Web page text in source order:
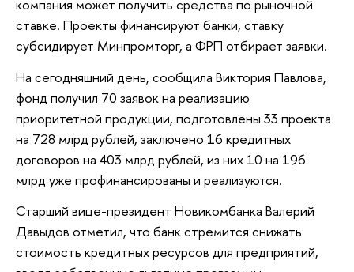
компания может получить средства по рыночной
ставке. Проекты финансируют банки, ставку
субсидирует Минпромторг, а ФРП отбирает заявки.
На сегодняшний день, сообщила Виктория Павлова,
фонд получил 70 заявок на реализацию
приоритетной продукции, подготовлены 33 проекта
на 728 млрд рублей, заключено 16 кредитных
договоров на 403 млрд рублей, из них 10 на 196
млрд уже профинансированы и реализуются.
Старший вице-президент Новикомбанка Валерий
Давыдов отметил, что банк стремится снижать
стоимость кредитных ресурсов для предприятий,